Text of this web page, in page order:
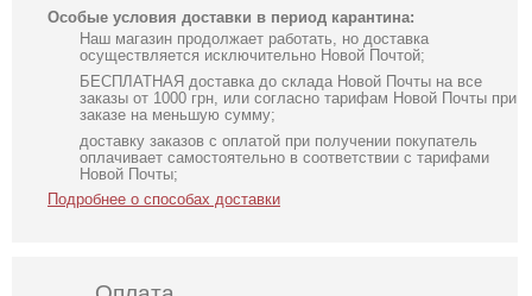
Особые условия доставки в период карантина:
Наш магазин продолжает работать, но доставка
осуществляется исключительно Новой Почтой;
БЕСПЛАТНАЯ доставка до склада Новой Почты на все
заказы от 1000 грн, или согласно тарифам Новой Почты при
заказе на меньшую сумму;
доставку заказов с оплатой при получении покупатель
оплачивает самостоятельно в соответствии с тарифами
Новой Почты;
Подробнее о способах доставки